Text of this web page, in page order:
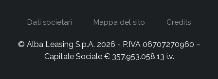
Dati societari Mappa del sito Credits
© Alba Leasing S.p.A. 2026 - P.IVA 06707270960 –
Capitale Sociale € 357.953.058,13 i.v.